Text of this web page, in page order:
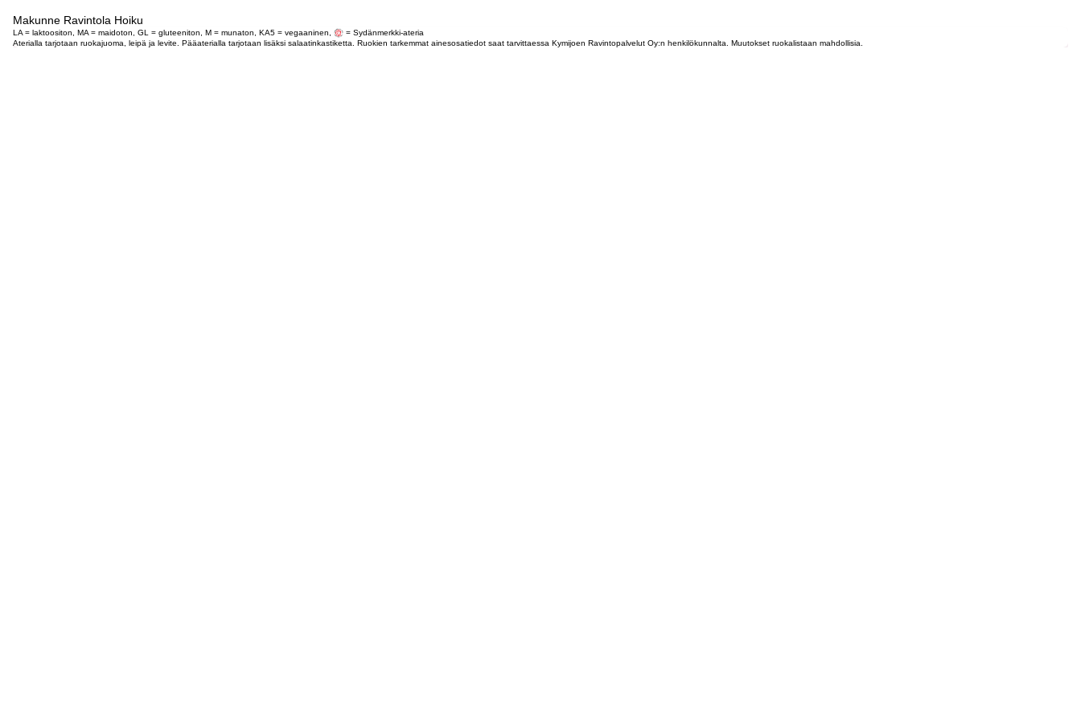
Makunne Ravintola Hoiku
LA = laktoositon, MA = maidoton, GL = gluteeniton, M = munaton, KA5 = vegaaninen,
= Sydänmerkki-ateria
Aterialla tarjotaan ruokajuoma, leipä ja levite. Pääaterialla tarjotaan lisäksi salaatinkastiketta. Ruokien tarkemmat ainesosatiedot saat tarvittaessa Kymijoen Ravintopalvelut Oy:n henkilökunnalta. Muutokset ruokalistaan mahdollisia.